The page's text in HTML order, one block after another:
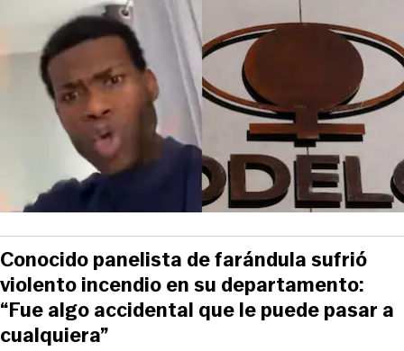
Conocido panelista de farándula sufrió
violento incendio en su departamento:
“Fue algo accidental que le puede pasar a
cualquiera”